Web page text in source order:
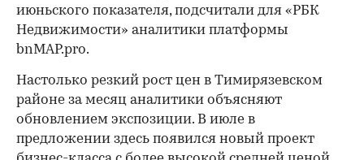
июньского показателя, подсчитали для «РБК
Недвижимости» аналитики платформы
bnMAP.pro.
Настолько резкий рост цен в Тимирязевском
районе за месяц аналитики объясняют
обновлением экспозиции. В июле в
предложении здесь появился новый проект